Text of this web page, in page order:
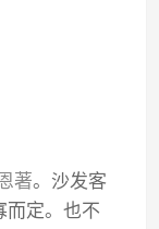
著。沙发客
而定。也不